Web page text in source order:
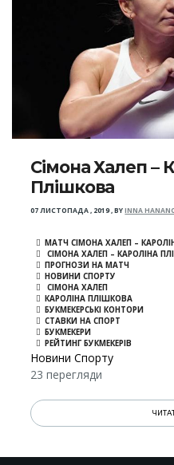
Сімона Халеп –
Плішкова
07 ЛИСТОПАДА , 2019,BYINNA
МАТЧ СІМОНА ХАЛЕП –
СІМОНА ХАЛЕП – КАРОЛІНА
ПРОГНОЗИ НА МАТЧ
НОВИНИ СПОРТУ
СІМОНА ХАЛЕП
КАРОЛІНА ПЛІШКОВА
БУКМЕКЕРСЬКІ КОНТОРИ
СТАВКИ НА СПОРТ
БУКМЕКЕРИ
РЕЙТИНГ БУКМЕКЕРIВ
Новини Спорту
23 перегляди